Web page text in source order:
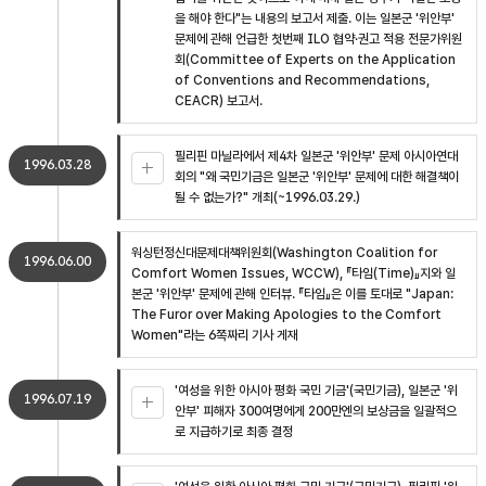
을 해야 한다"는 내용의 보고서 제출. 이는 일본군 '위안부'
문제에 관해 언급한 첫번째 ILO 협약·권고 적용 전문가위원
회(Committee of Experts on the Application
of Conventions and Recommendations,
CEACR) 보고서.
1996.03.28
필리핀 마닐라에서 제4차 일본군 '위안부' 문제 아시아연대
회의 "왜 국민기금은 일본군 '위안부' 문제에 대한 해결책이
될 수 없는가?" 개최(~1996.03.29.)
1996.06.00
워싱턴정신대문제대책위원회(Washington Coalition for
Comfort Women Issues, WCCW), 『타임(Time)』지와 일
본군 '위안부' 문제에 관해 인터뷰. 『타임』은 이를 토대로 "Japan:
The Furor over Making Apologies to the Comfort
Women"라는 6쪽짜리 기사 게재
1996.07.19
'여성을 위한 아시아 평화 국민 기금'(국민기금), 일본군 '위
안부' 피해자 300여명에게 200만엔의 보상금을 일괄적으
로 지급하기로 최종 결정